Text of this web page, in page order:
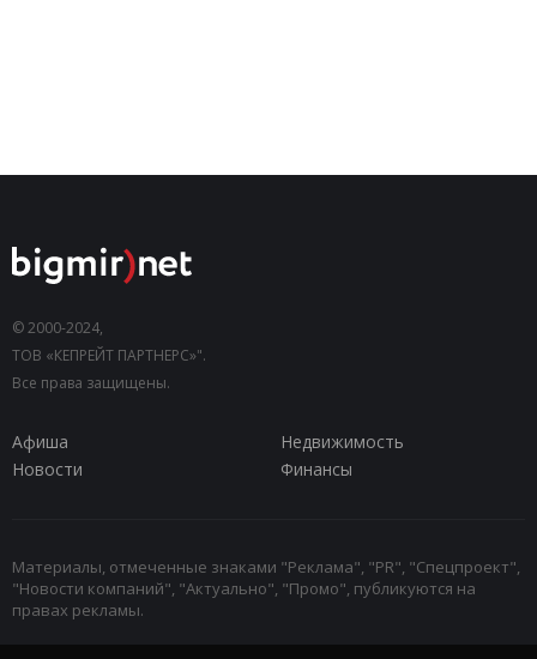
© 2000-2024,
ТОВ «КЕПРЕЙТ ПАРТНЕРС»".
Все права защищены.
Афиша
Недвижимость
Новости
Финансы
Материалы, отмеченные знаками "Реклама", "PR", "Спецпроект",
"Новости компаний", "Актуально", "Промо", публикуются на
правах рекламы.